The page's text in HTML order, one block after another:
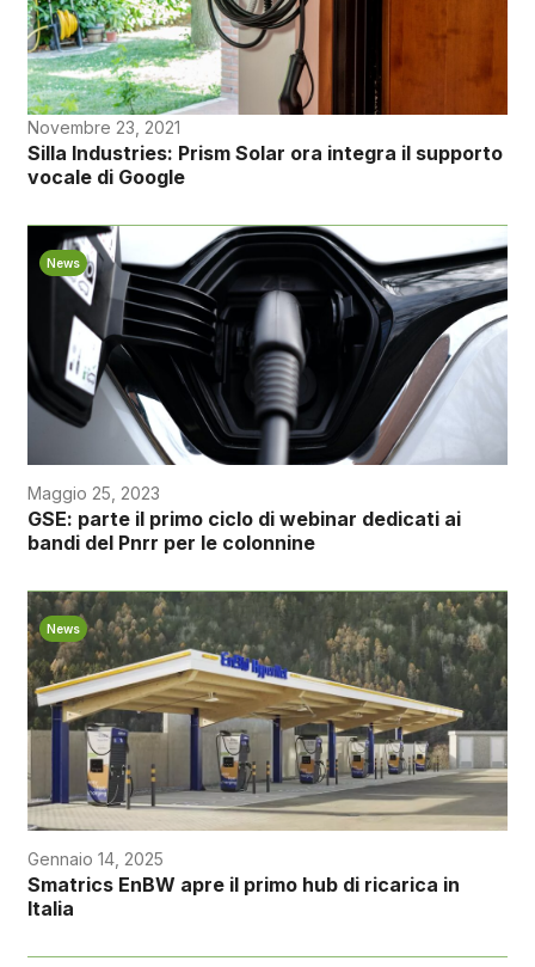
Novembre 23, 2021
Silla Industries: Prism Solar ora integra il supporto
vocale di Google
News
Maggio 25, 2023
GSE: parte il primo ciclo di webinar dedicati ai
bandi del Pnrr per le colonnine
News
Gennaio 14, 2025
Smatrics EnBW apre il primo hub di ricarica in
Italia